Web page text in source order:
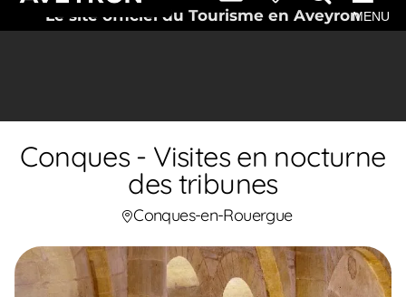
Le site officiel du Tourisme en AveyronMENU
Conques - Visites en nocturne
des tribunes
Conques-en-Rouergue